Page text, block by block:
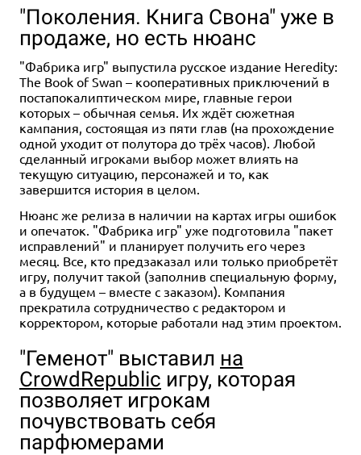
"Поколения. Книга Свона" уже в
продаже, но есть нюанс
"Фабрика игр" выпустила русское издание Heredity:
The Book of Swan – кооперативных приключений в
постапокалиптическом мире, главные герои
которых – обычная семья. Их ждёт сюжетная
кампания, состоящая из пяти глав (на прохождение
одной уходит от полутора до трёх часов). Любой
сделанный игроками выбор может влиять на
текущую ситуацию, персонажей и то, как
завершится история в целом.
Нюанс же релиза в наличии на картах игры ошибок
и опечаток. "Фабрика игр" уже подготовила "пакет
исправлений" и планирует получить его через
месяц. Все, кто предзаказал или только приобретёт
игру, получит такой (заполнив специальную форму,
а в будущем – вместе с заказом). Компания
прекратила сотрудничество с редактором и
корректором, которые работали над этим проектом.
"Геменот" выставил на
CrowdRepublic игру, которая
позволяет игрокам
почувствовать себя
парфюмерами